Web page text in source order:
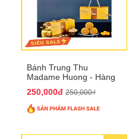
Bánh Trung Thu
Madame Huong - Hàng
250,000đ 250,000₫